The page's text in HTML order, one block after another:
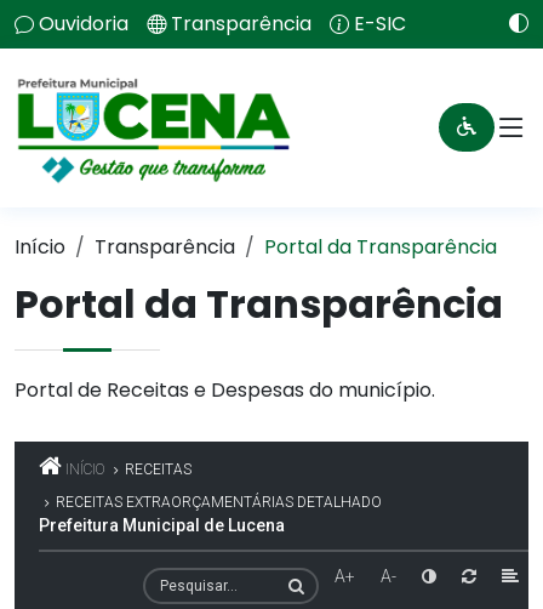
Ouvidoria Transparência E-SIC
Início Transparência Portal da Transparência
Portal da Transparência
Portal de Receitas e Despesas do município.